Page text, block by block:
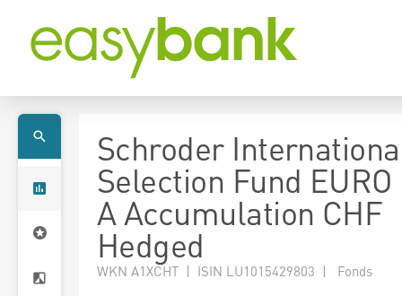
Schroder
Selection Fund
A Accumulation CHF
Hedged
WKN A1XCHT | ISIN LU1015429803 | Fonds